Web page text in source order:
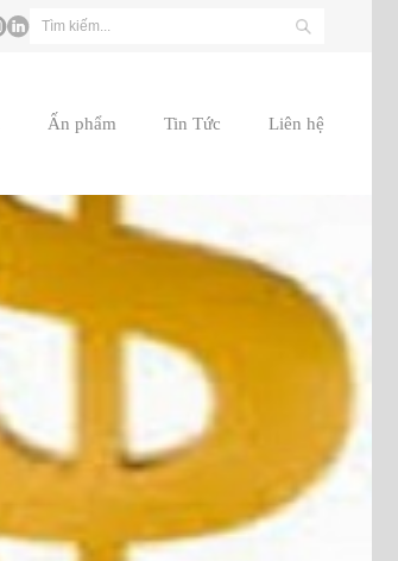
Ấn phẩm Tin Tức Liên hệ